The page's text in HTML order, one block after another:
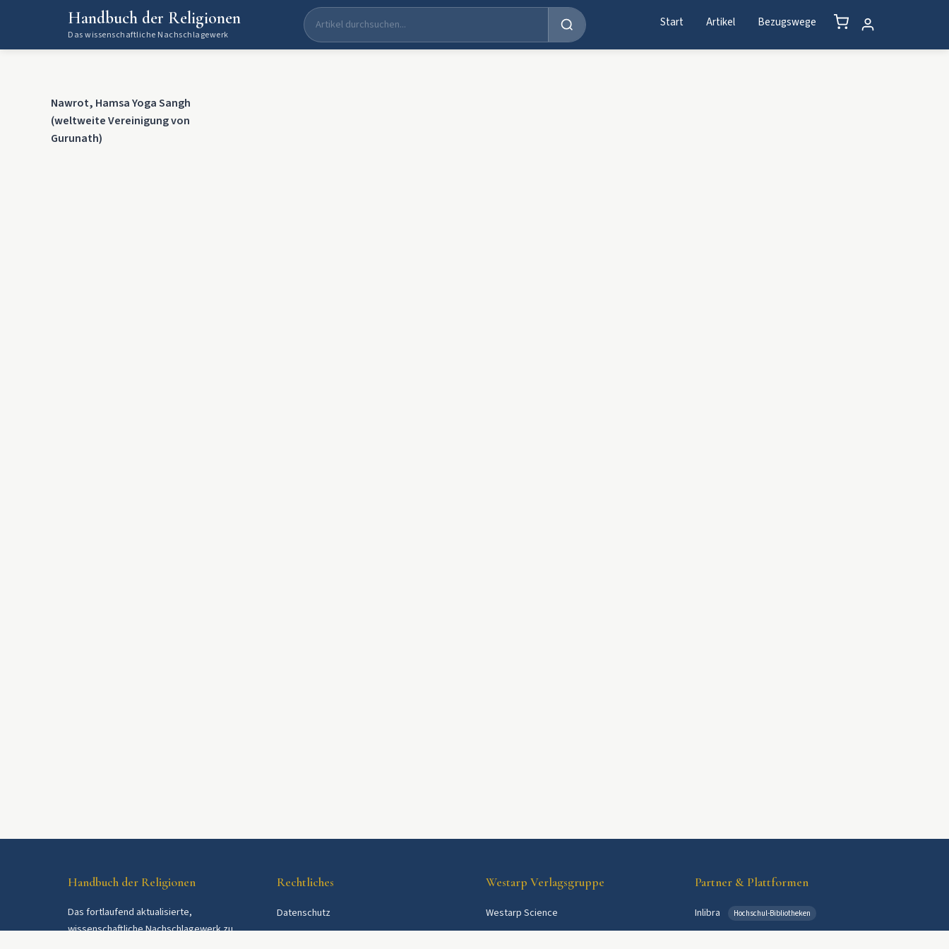
Handbuch der Religionen
Das wissenschaftliche Nachschlagewerk
Start Artikel Bezugswege
Nawrot, Hamsa Yoga Sangh
(weltweite Vereinigung von
Gurunath)
Handbuch der Religionen
Das fortlaufend aktualisierte,
wissenschaftliche Nachschlagewerk zu
Rechtliches
Datenschutz
Westarp Verlagsgruppe
Westarp Science
Partner & Plattformen
Inlibra Hochschul-Bibliotheken